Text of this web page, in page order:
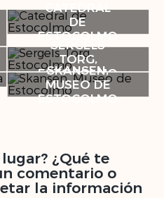
CATEDRAL
DE
ESTOCOLMO
SERGELS
TORG,
ESTOCOLMO
SKANSEN,
MUSEO DE
ESTOCOLMO
¿Qué te
comentario o
la información